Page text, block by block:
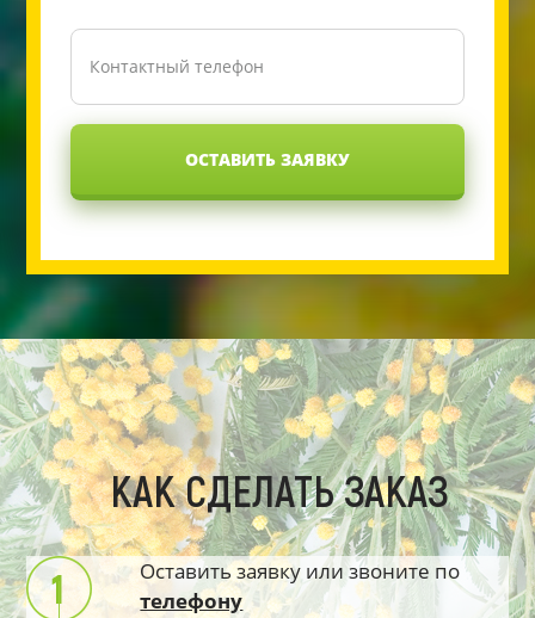
ОСТАВИТЬ ЗАЯВКУ
КАК СДЕЛАТЬ ЗАКАЗ
Оставить заявку или звоните по
телефону